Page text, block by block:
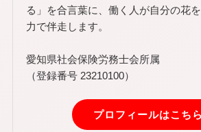
る」を合言葉に、働く人が自分の花
力で伴走します。
愛知県社会保険労務士会所属
（登録番号 23210100）
プロフィールはこちら